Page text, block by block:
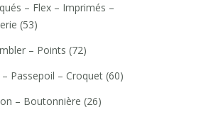
– Flex – Imprimés –
(53)
– Points (72)
– Passepoil – Croquet (60)
– Boutonnière (26)